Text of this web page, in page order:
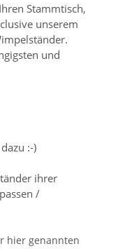
Stammtisch,
unserem
und
:-)
ihrer
/
hier genannten